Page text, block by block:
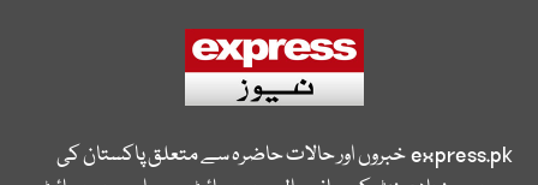
express.pkخبروں اور حالات حاضرہ سے متعلق پاکستان کی